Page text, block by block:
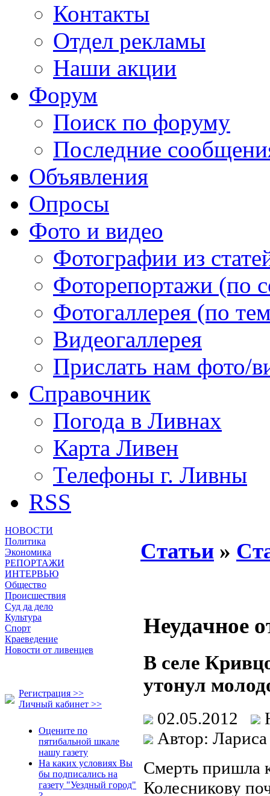
Контакты
Отдел рекламы
Наши акции
Форум
Поиск по форуму
Последние
Объявления
Опросы
Фото и видео
Фотографии из
Фоторепортажи (по
Фотогаллерея (по
Видеогаллерея
Прислать нам фото/
Справочник
Погода в Ливнах
Карта Ливен
Телефоны г. Ливны
RSS
НОВОСТИ
Политика
Экономика
РЕПОРТАЖИ
ИНТЕРВЬЮ
Общество
Происшествия
Суд да дело
Культура
Спорт
Краеведение
Новости от ливенцев
Регистрация >>
Личный кабинет >>
Оцените по
пятибальной шкале
нашу газету
На каких условиях Вы
бы подписались на
газету "Уездный город"
Статьи »
Неудачное
В селе
утонул
02.05.2012
Автор:
Смерть пришла
Колесникову